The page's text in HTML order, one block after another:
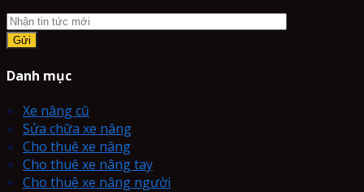
Danh mục
Xe nâng cũ
Sửa chữa xe nâng
Cho thuê xe nâng
Cho thuê xe nâng tay
Cho thuê xe nâng người